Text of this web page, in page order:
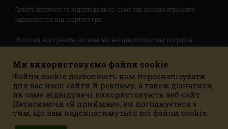
Грайте безпечно та відповідально, саме так можна отримати
задоволення від азартної гри.
Якщо ви відчуваєте, що вам або вашим близьким потрібна
ласка, звертайтесь на гарячу лінію 0 (800) 50 51 51.
Ліцензія на провадження діяльності з організації та проведення азартних ігор в
залах гральних автоматів від 14.12.2021 / від 31.10.2024
Рішення Комісії з регулювання азартних ігор та лотерей про видачу ліцензії №
Ми використовуємо файли cookie
Файли cookie дозволяють нам персоналізувати
для вас наші сайти й рекламу, а також дізнатися,
як саме відвідувачі використовують веб-сайт.
Натискаючи «Я приймаю», ви погоджуєтеся з
тим, що вам надсилатимуться всі файли cookie.